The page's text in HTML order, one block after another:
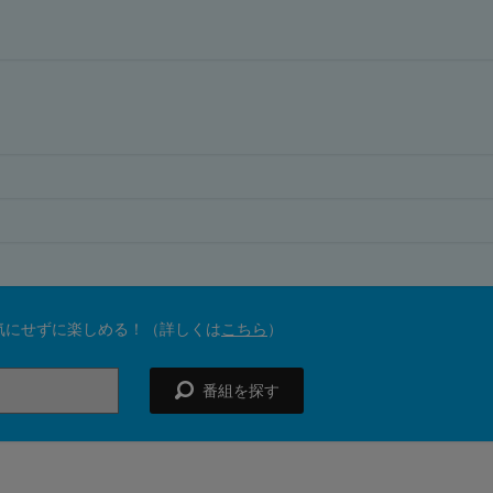
せずに楽しめる！（詳しくは こちら ）
番組を探す